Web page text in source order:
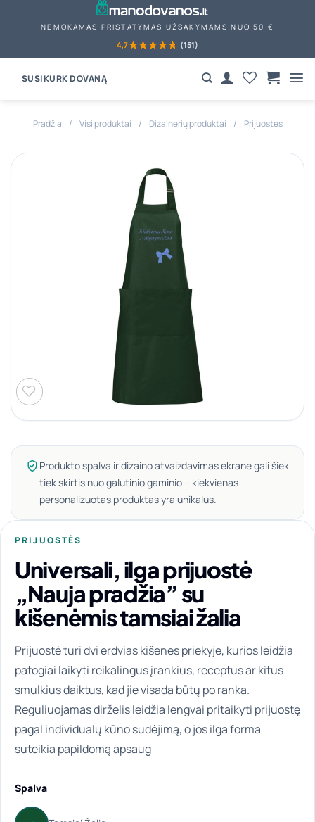
NEMOKAMAS PRISTATYMAS UŽSAKYMAMS NUO 50 €
4,7 (151)
SUSIKURK DOVANĄ
Pradžia / Visi produktai / Dizainerių produktai / Prijuostės
Produkto spalva ir dizaino atvaizdavimas ekrane gali šiek
tiek skirtis nuo galutinio gaminio – kiekvienas
personalizuotas produktas yra unikalus.
PRIJUOSTĖS
Universali, ilga prijuostė
„Nauja pradžia” su
kišenėmis tamsiai žalia
Prijuostė turi dvi erdvias kišenes priekyje, kurios leidžia
patogiai laikyti reikalingus įrankius, receptus ar kitus
smulkius daiktus, kad jie visada būtų po ranka.
Reguliuojamas dirželis leidžia lengvai pritaikyti prijuostę
pagal individualų kūno sudėjimą, o jos ilga forma
suteikia papildomą apsaug
Spalva